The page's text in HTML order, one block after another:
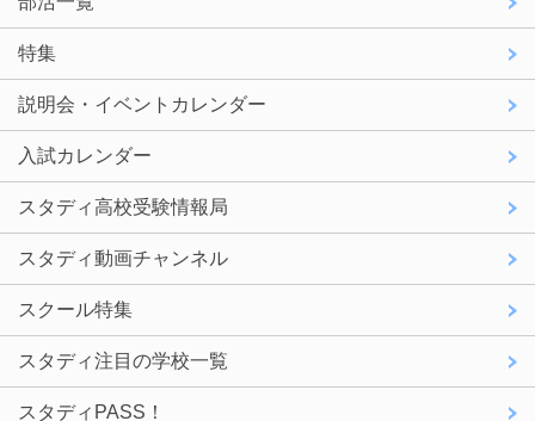
特集
説明会・イベントカレンダー
入試カレンダー
スタディ高校受験情報局
スタディ動画チャンネル
スクール特集
スタディ注目の学校一覧
スタディPASS！